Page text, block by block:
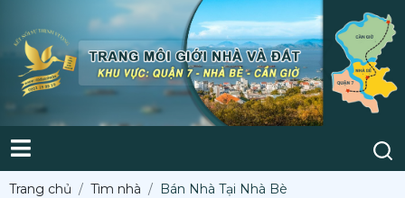
Trang chủ Tìm nhà Bán Nhà Tại Nhà Bè